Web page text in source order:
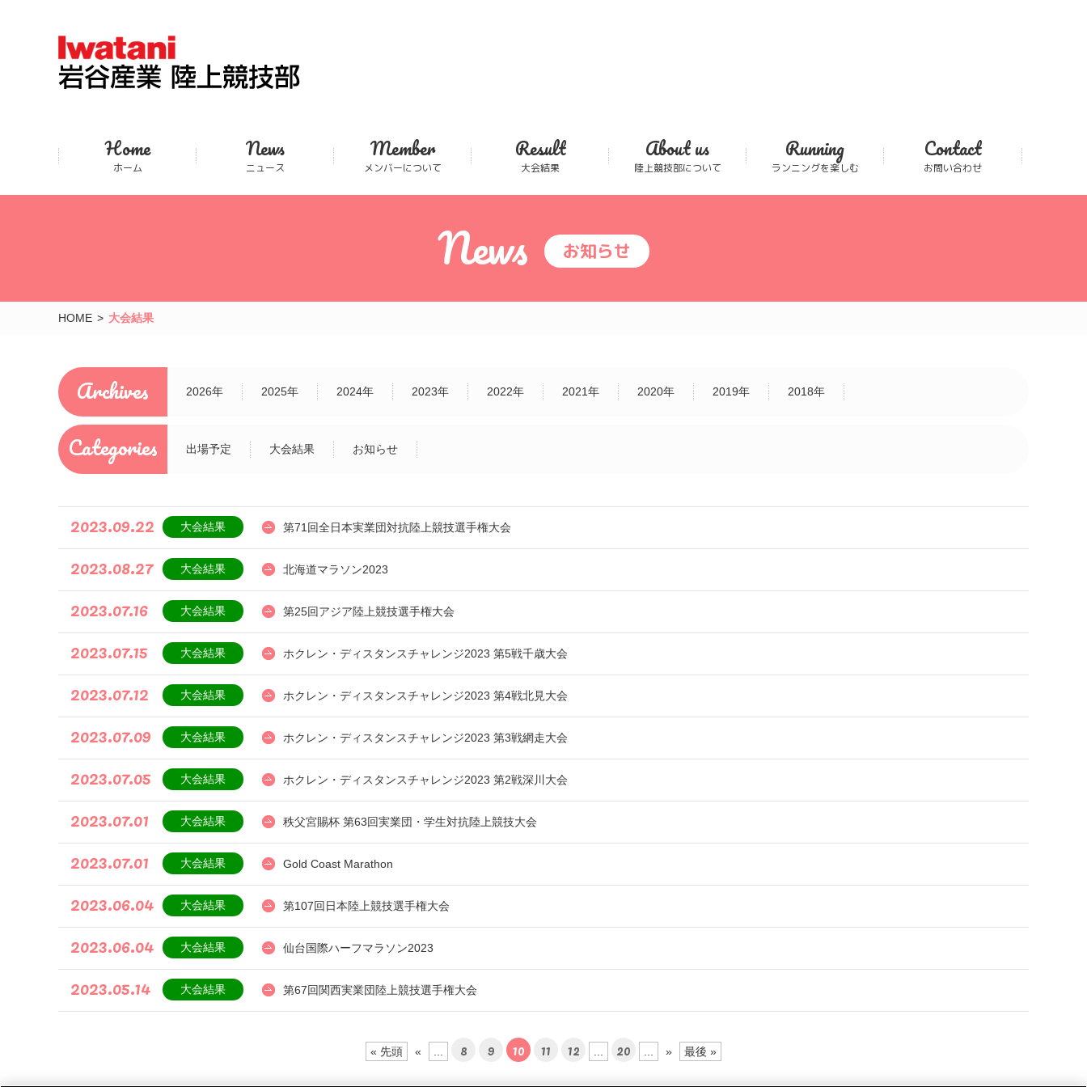
Home
ホーム
News
ニュース
Member
メンバーについて
Result
大会結果
About us
陸上競技部について
Running
ランニングを楽しむ
Contact
お問い合わせ
News お知らせ
HOME 大会結果
Archives 2026年 2025年 2024年 2023年 2022年 2021年 2020年 2019年 2018年
Categories 出場予定 大会結果 お知らせ
2023.09.22 大会結果 第71回全日本実業団対抗陸上競技選手権大会
2023.08.27 大会結果 北海道マラソン2023
2023.07.16 大会結果 第25回アジア陸上競技選手権大会
2023.07.15 大会結果 ホクレン・ディスタンスチャレンジ2023 第5戦千歳大会
2023.07.12 大会結果 ホクレン・ディスタンスチャレンジ2023 第4戦北見大会
2023.07.09 大会結果 ホクレン・ディスタンスチャレンジ2023 第3戦網走大会
2023.07.05 大会結果 ホクレン・ディスタンスチャレンジ2023 第2戦深川大会
2023.07.01 大会結果 秩父宮賜杯 第63回実業団・学生対抗陸上競技大会
2023.07.01 大会結果 Gold Coast Marathon
2023.06.04 大会結果 第107回日本陸上競技選手権大会
2023.06.04 大会結果 仙台国際ハーフマラソン2023
2023.05.14 大会結果 第67回関西実業団陸上競技選手権大会
« 先頭 « 8 9 10 11 12 20 » 最後 »